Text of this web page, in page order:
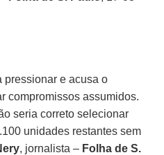
pressionar e acusa o
compromissos assumidos.
seria correto selecionar
unidades restantes sem
, jornalista – Folha de S.